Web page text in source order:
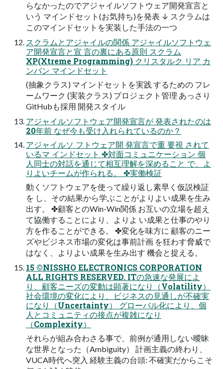
らなかったのでアジャイルソフトウェア開発宣言と
いう マインドセット(お気持ち)を発表 ↓ スクラムは
このマインドセットを実装した手法の一つ
スクラムとアジャイルの関係 アジャイルソフトウェ
ア開発宣言と宣 言の裏にある原則 スクラム
XP(Xtreme Programming) クリスタルク リア カ
ンバン マインドセット
(抽象クラス) マインドセットを実践 するための フレ
ームワーク (実装クラス) プロジェクト管理 あっさり
GitHubも採用 開発スタイル
アジャイルソフトウェア開発宣言が 発表されたのは
20年前 なぜ今も受け入れられているのか？
アジャイルソ フトウェア開 発宣言で重 要視 されて
いるマ インドセット ✤対面コミュニケーション 個
人同士の対話を通じて相互理解を深めること で、よ
りよいチームが作られる。 ✤実働検証
動くソフトウェアを使って繰り返し素早く仮説検証
を し、その結果から学ぶことがよりよい成果を生み
出す。 ✤顧客とのWin-Win関係 お互いの立場を超え
て協働することにより、よりよ い成果と仕事のやり
方を作ることができる。 ✤変化を味方に 顧客のニー
ズやビジネス市場の変化は事前計画 を狂わす脅威で
はなく、よりよい成果を生み出す 機会と捉える。
15 ©NISSHO ELECTRONICS CORPORATION
ALL RIGHTS RESERVED. ITの急速な発展によ
り、顧客ニーズの変動は顕著になり（Volatility）
社会環境の変化により、ビジネスの見通しが不確実
になり（Uncertainty） グローバル化により、個
人とコミュニティの接点が複雑になり
（Complexity）
それらが組み合わさる事で、前例が通用しない曖昧
な世界となった（Ambiguity） 計画主義の終わり、
VUCA時代へ突入 経験主義の台頭: 不確実だからこそ